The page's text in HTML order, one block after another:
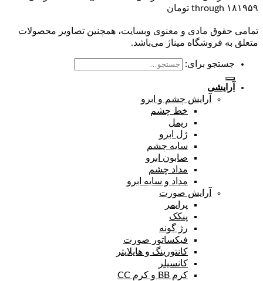
through ۱۸۱۹۵۹ تومان
تمامی حقوق مادی و معنوی وبسایت، همچنین تصاویر محصولات
متعلق به فروشگاه میناژ می‌باشد.
جستجو برای:
آرایشی
آرایش چشم و ابرو
خط چشم
ریمل
ژل ابرو
سایه چشم
صابون ابرو
مداد چشم
مداد و سایه ابرو
آرایش صورت
پرایمر
پنکک
رژ گونه
فیکساتور صورت
کانتورینگ و هایلایتر
کانسیلر
کرم BB و کرم CC